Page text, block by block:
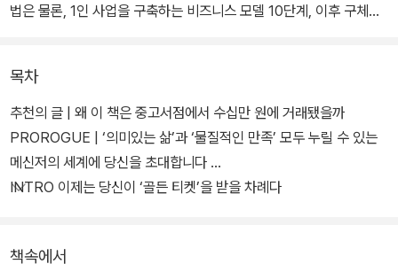
법은 물론, 1인 사업을 구축하는 비즈니스 모델 10단계, 이후 구체적
목차
추천의 글 | 왜 이 책은 중고서점에서 수십만 원에 거래됐을까
PROROGUE | ‘의미있는 삶’과 ‘물질적인 만족’ 모두 누릴 수 있는
메신저의 세계에 당신을 초대합니다
INTRO 이제는 당신이 ‘골든 티켓’을 받을 차례다
책속에서